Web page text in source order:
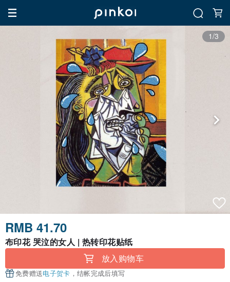
1/3
RMB 41.70
布印花 哭泣的女人 | 热转印花贴纸
放入购物车
免费赠送电子贺卡 ，结帐完成后填写